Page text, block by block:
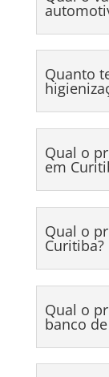
Quanto
Qual o
em
Qual o
Curitiba?
Qual o
banco